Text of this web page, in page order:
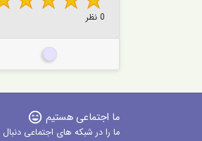
0 نظر
طلایی
ما اجتماعی هستیم sentiment_very_satisfied
ما را در شبکه های اجتماعی دنبال